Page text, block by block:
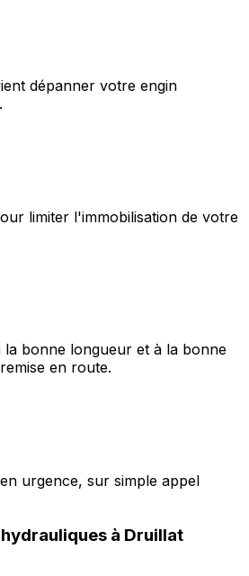
dépanner votre engin
limiter l'immobilisation de votre
bonne longueur et à la bonne
en route.
urgence, sur simple appel
à Druillat